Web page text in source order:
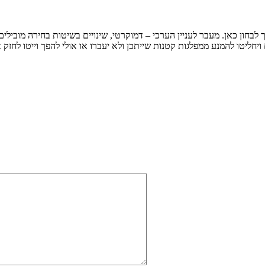
כאן. מעבר לעניין הערכי – דמוקרטי, שינויים בשיטות בחירה